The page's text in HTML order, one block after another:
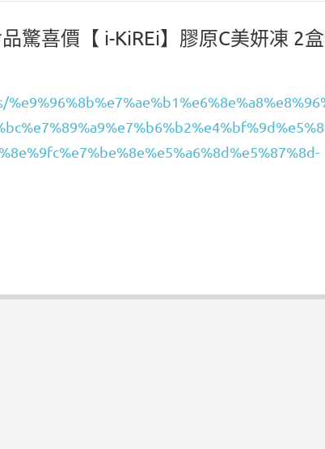
驚喜價【 i-KiREi】膠原C美妍凍 2盒